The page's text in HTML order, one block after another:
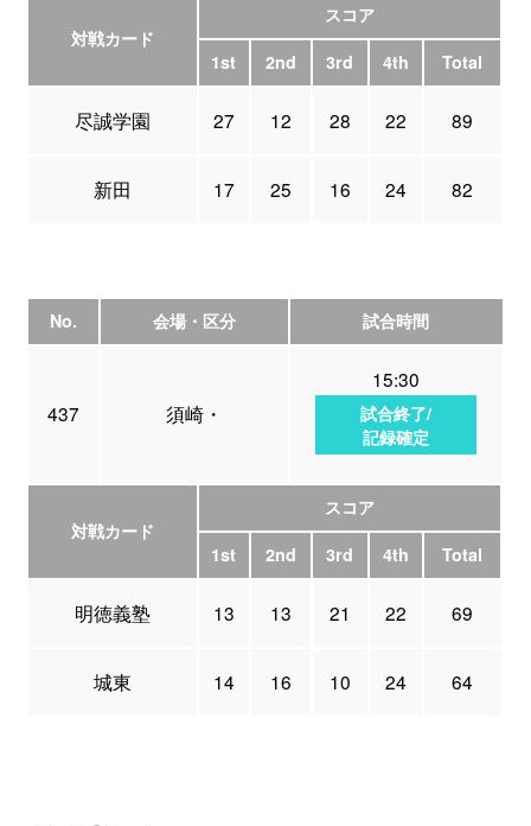
対戦カード
スコア
1st
2nd 3rd 4th Total
尽誠学園 27 12 28 22 89
新田 17 25 16 24 82
No. 会場・区分 試合時間
437 須崎・
15:30
試合終了/
記録確定
対戦カード
スコア
1st
2nd 3rd 4th Total
明徳義塾 13 13 21 22 69
城東 14 16 10 24 64